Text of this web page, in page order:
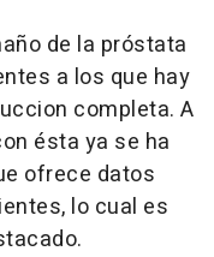
de la próstata
a los que hay
completa. A
ésta ya se ha
ofrece datos
lo cual es